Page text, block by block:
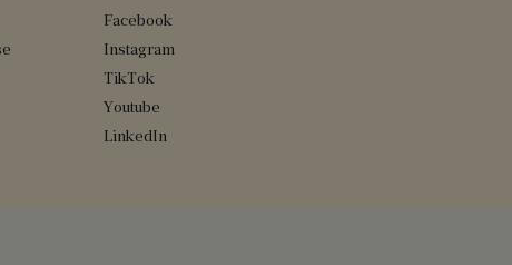
Facebook
Instagram
TikTok
Youtube
LinkedIn